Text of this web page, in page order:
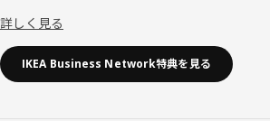
詳しく見る
IKEA Business Network特典を見る